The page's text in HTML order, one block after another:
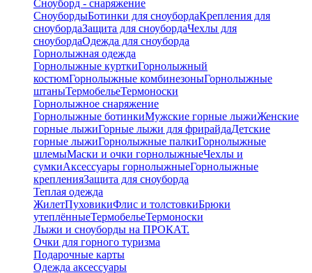
Сноуборд - снаряжение
СноубордыБотинки для сноубордаКрепления для
сноубордаЗащита для сноубордаЧехлы для
сноубордаОдежда для сноуборда
Горнолыжная одежда
Горнолыжные курткиГорнолыжный
костюмГорнолыжные комбинезоныГорнолыжные
штаныТермобельеТермоноски
Горнолыжное снаряжение
Горнолыжные ботинкиМужские горные лыжиЖенские
горные лыжиГорные лыжи для фрирайдаДетские
горные лыжиГорнолыжные палкиГорнолыжные
шлемыМаски и очки горнолыжныеЧехлы и
сумкиАксессуары горнолыжныеГорнолыжные
крепленияЗащита для сноуборда
Теплая одежда
ЖилетПуховикиФлис и толстовкиБрюки
утеплённыеТермобельеТермоноски
Лыжи и сноуборды на ПРОКАТ.
Очки для горного туризма
Подарочные карты
Одежда аксессуары